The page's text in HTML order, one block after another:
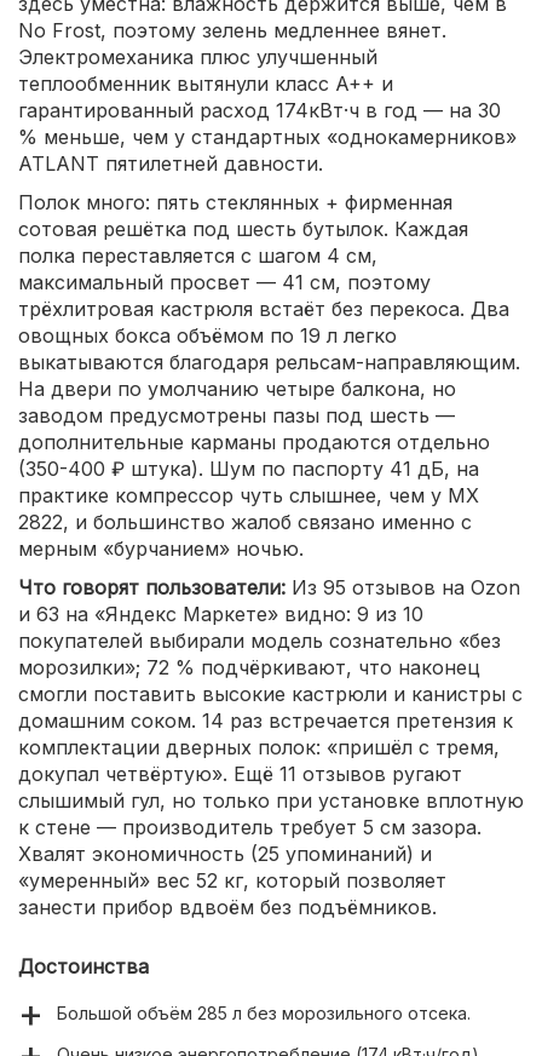
No Frost, поэтому зелень медленнее вянет.
Электромеханика плюс улучшенный
теплообменник вытянули класс A++ и
гарантированный расход 174кВт·ч в год — на 30
% меньше, чем у стандартных «однокамерников»
ATLANT пятилетней давности.
Полок много: пять стеклянных + фирменная
сотовая решётка под шесть бутылок. Каждая
полка переставляется с шагом 4 см,
максимальный просвет — 41 см, поэтому
трёхлитровая кастрюля встаёт без перекоса. Два
овощных бокса объёмом по 19 л легко
выкатываются благодаря рельсам-направляющим.
На двери по умолчанию четыре балкона, но
заводом предусмотрены пазы под шесть —
дополнительные карманы продаются отдельно
(350-400 ₽ штука). Шум по паспорту 41 дБ, на
практике компрессор чуть слышнее, чем у МХ
2822, и большинство жалоб связано именно с
мерным «бурчанием» ночью.
Что говорят пользователи: Из 95 отзывов на Ozon
и 63 на «Яндекс Маркете» видно: 9 из 10
покупателей выбирали модель сознательно «без
морозилки»; 72 % подчёркивают, что наконец
смогли поставить высокие кастрюли и канистры с
домашним соком. 14 раз встречается претензия к
комплектации дверных полок: «пришёл с тремя,
докупал четвёртую». Ещё 11 отзывов ругают
слышимый гул, но только при установке вплотную
к стене — производитель требует 5 см зазора.
Хвалят экономичность (25 упоминаний) и
«умеренный» вес 52 кг, который позволяет
занести прибор вдвоём без подъёмников.
Достоинства
Большой объём 285 л без морозильного отсека.